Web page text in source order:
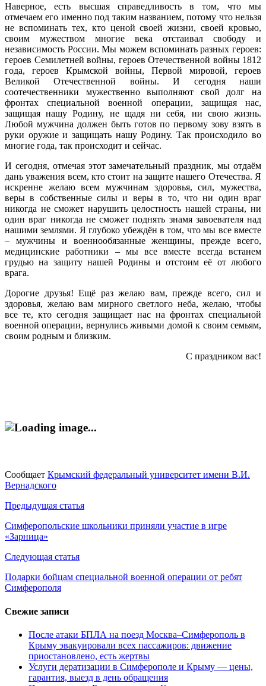
Наверное, есть высшая справедливость в том, что мы
отмечаем его именно под таким названием, потому что нельзя
не вспоминать тех, кто ценой своей жизни, своей кровью,
своим мужеством многие века отстаивал свободу и
независимость России. Мы можем вспоминать разных героев:
героев Семилетней войны, героев Отечественной войны 1812
года, героев Крымской войны, Первой мировой, героев
Великой Отечественной войны. И сегодня наши
соотечественники мужественно выполняют свой долг на
фронтах специальной военной операции, защищая нас,
защищая нашу Родину, не щадя ни себя, ни свою жизнь.
Любой мужчина должен быть готов по первому зову взять в
руки оружие и защищать нашу Родину. Так происходило во
многие года, так происходит и сейчас.
И сегодня, отмечая этот замечательный праздник, мы отдаём
дань уважения всем, кто стоит на защите нашего Отечества. Я
искренне желаю всем мужчинам здоровья, сил, мужества,
веры в собственные силы и веры в то, что ни один враг
никогда не сможет нарушить целостность нашей страны, ни
один враг никогда не сможет поднять знамя завоевателя над
нашими землями. Я глубоко убеждён в том, что мы все вместе
– мужчины и военнообязанные женщины, прежде всего,
медицинские работники – мы все вместе всегда встанем
грудью на защиту нашей Родины и отстоим её от любого
врага.
Дорогие друзья! Ещё раз желаю вам, прежде всего, сил и
здоровья, желаю вам мирного светлого неба, желаю, чтобы
все те, кто сегодня защищает нас на фронтах специальной
военной операции, вернулись живыми домой к своим семьям,
своим родным и близким.
С праздником вас!
Сообщает Крымский федеральный университет имени В.И.
Вернадского
Навигация
по
записям
Предыдущая статья
Симферопольские школьники приняли участие в игре
«Зарница»
Следующая статья
​Подарки бойцам специальной военной операции от ребят
Симферополя
Свежие записи
После атаки БПЛА на поезд Москва–Симферополь в
Крыму эвакуировали всех пассажиров: движение
приостановлено, есть жертвы
Услуги дератизации в Симферополе и Крыму — цены,
гарантия, выезд в день обращения